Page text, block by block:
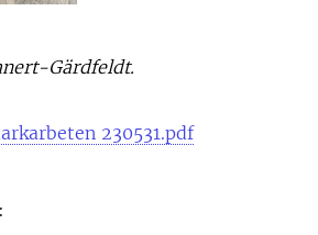
Gärdfeldt.
230531.pdf